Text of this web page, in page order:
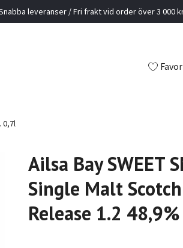
leveranser / Fri frakt vid order över 3 000
0,7l
Ailsa Bay SWEET
Single Malt
Release 1.2